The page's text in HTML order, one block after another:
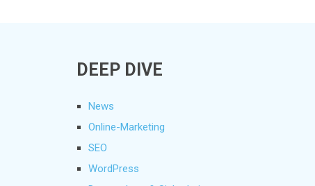
DEEP DIVE
News
Online-Marketing
SEO
WordPress